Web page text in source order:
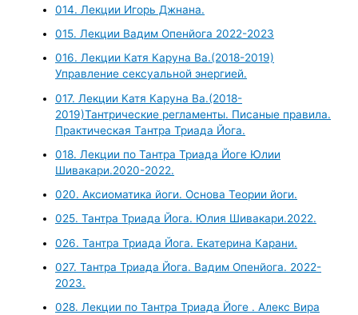
014. Лекции Игорь Джнана.
015. Лекции Вадим Опенйога 2022-2023
016. Лекции Катя Каруна Ва.(2018-2019)
Управление сексуальной энергией.
017. Лекции Катя Каруна Ва.(2018-
2019)Тантрические регламенты. Писаные правила.
Практическая Тантра Триада Йога.
018. Лекции по Тантра Триада Йоге Юлии
Шивакари.2020-2022.
020. Аксиоматика йоги. Основа Теории йоги.
025. Тантра Триада Йога. Юлия Шивакари.2022.
026. Тантра Триада Йога. Екатерина Карани.
027. Тантра Триада Йога. Вадим Опенйога. 2022-
2023.
028. Лекции по Тантра Триада Йоге . Алекс Вира